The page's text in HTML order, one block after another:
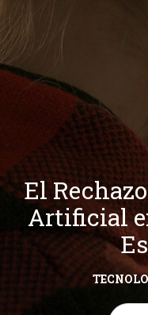
El
Artificial